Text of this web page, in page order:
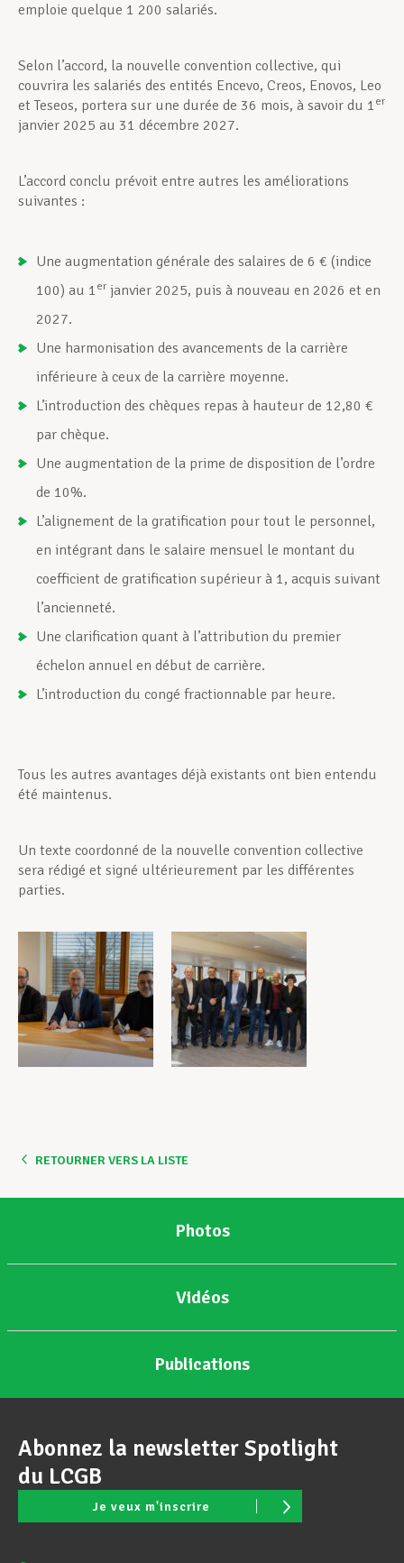
emploie quelque 1 200 salariés.
Selon l’accord, la nouvelle convention collective, qui
couvrira les salariés des entités Encevo, Creos, Enovos, Leo
et Teseos, portera sur une durée de 36 mois, à savoir du 1 er
janvier 2025 au 31 décembre 2027.
L’accord conclu prévoit entre autres les améliorations
suivantes :
Une augmentation générale des salaires de 6 € (indice
100) au 1 er janvier 2025, puis à nouveau en 2026 et en
2027.
Une harmonisation des avancements de la carrière
inférieure à ceux de la carrière moyenne.
L’introduction des chèques repas à hauteur de 12,80 €
par chèque.
Une augmentation de la prime de disposition de l’ordre
de 10%.
L’alignement de la gratification pour tout le personnel,
en intégrant dans le salaire mensuel le montant du
coefficient de gratification supérieur à 1, acquis suivant
l’ancienneté.
Une clarification quant à l’attribution du premier
échelon annuel en début de carrière.
L’introduction du congé fractionnable par heure.
Tous les autres avantages déjà existants ont bien entendu
été maintenus.
Un texte coordonné de la nouvelle convention collective
sera rédigé et signé ultérieurement par les différentes
parties.
RETOURNER VERS LA LISTE
Photos
Vidéos
Publications
Abonnez la newsletter Spotlight
du LCGB
Je veux m'inscrire